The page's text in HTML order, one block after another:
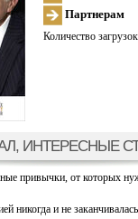
Партнерам
Количество
ИНТЕРЕСНЫЕ
привычки, от которых
никогда и не заканчивалась